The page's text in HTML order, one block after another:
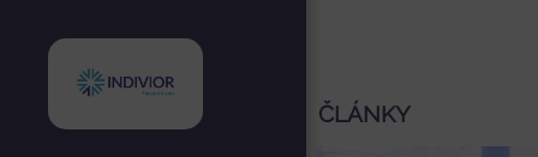
ČLÁNKY